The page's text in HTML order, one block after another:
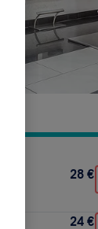
28 €
24 €